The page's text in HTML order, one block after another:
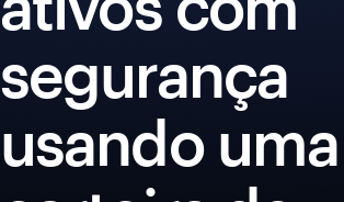
segurança
usando uma